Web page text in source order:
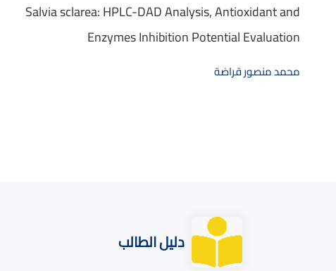
Salvia sclarea: HPLC-DAD Analysis, Antioxidant and
Enzymes Inhibition Potential Evaluation
محمد منصور قراضة
دليل الطالب